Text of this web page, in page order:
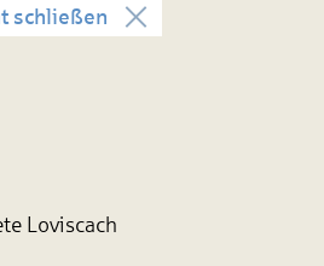
schließen
Loviscach